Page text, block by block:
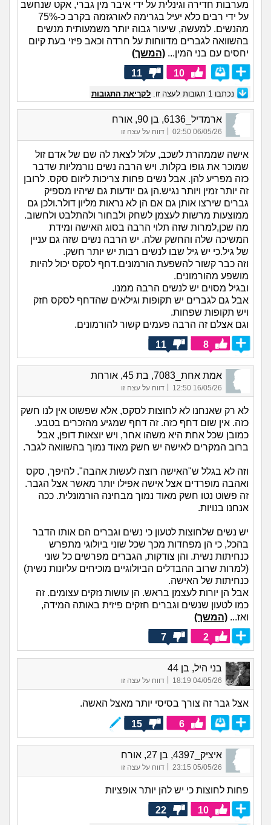
מערבות חדירה וגינלית על ידי איבר מין גברי, אקט שנחשב
על ידי רבים כלא יעיל בגרימה לאורגזמה בקרב כ-75%
מהנשים. למעשה, שיעור גבוה יותר משמעותית מנשים
בהשוואה לגברים מדווחות על חרדה וכאב פיזי בעת קיום
יחסים עם בני המין... (המשך)
10
11
נכתבו 1 תגובות לעצה זו. לקריאת התגובות
ארמדיל_6136, בן 90, אורח
06/05/26 02:50
| דווח על עצה זו
אישה שממהרת לשכב, עלול לצאת לה שם של אדם זול
שמוכר את גופו בקלות. ויש הרבה נשים נורמליות שדבר
כזה מפריע להן. אבל נשים פחות צריכות ליזום סקס. לרובן
זה יותר זמין ויותר נגיש.הן גם יודעות גם שיהיו מספיק
גברים שירצו אותן גם אם הן לא נראות מליון דולר.ולכן גם
ממוצעות מרשות לעצמן לשחק ולבחור ולהתלבט ולחשוב.
מה שכן,למרות שזה תלוי הרבה בסוג האישה ומידת
המשיכה שלה והחשק שלה. יש הרבה נשים שזה גם עניין
של גיל.כי יש גיל שבו לנשים רבות יש יותר חשק.
וזה כבר קשור להשפעת הורמונים.דחף לסקס יכול להיות
מושפע מהורמונים.
ובגיל מסוים יש לנשים הרבה ממנו.
אבל גם לגברים יש תקופות וגילאים שהדחף לסקס חזק
ויש תקופות שפחות.
וגם אצלם זה הרבה פעמים קשור להורמונים.
8
11
אמת אחת_7083, בת 45, אורחת
16/05/26 12:50 דווח על עצה זו
לא רק שאנחנו לא לחוצות לסקס, אלא שפשוט אין לנו חשק
כזה. אין שום דחף כזה. זה דחף שמגיע מהזכרים בטבע.
כמובן שכל אחת היא משהו אחר, ויש יוצאות דופן, אבל
ברוב המקרים לאישה יש חשק מאוד נמוך בהשוואה לגבר.
וזה לא בגלל ש"האישה רוצה לעשות אהבה". להיפך, סקס
ואהבה מופרדים אצל אישה אפילו יותר מאשר אצל הגבר.
זה פשוט נטו חשק מאוד נמוך מבחינה הורמונלית. ככה
אנחנו בנויות.
יש נשים שלחוצות לטעון כי נשים וגברים הם אותו הדבר
בהכל, כי הן מפחדות מכך שכל שוני ביולוגי מתפרש
כנחיתות נשית. והן צודקות, הגברים מפרשים כל שוני
(למרות שרוב ההבדלים הביולוגיים מוכיחים עליונות נשית)
כנחיתות של האישה.
אבל הן יורות לעצמן בראש. הן עושות נזקים עצומים. זה
כמו לטעון שנשים וגברים חזקים פיזית באותה המידה,
ואז... (המשך)
2
7
בני היל, בן 44
04/05/26 18:19 דווח על עצה זו
אצל גבר זה צורך בסיסי יותר מאצל האשה.
6
15
איציק_4397, בן 27, אורח
05/05/26 23:15
| דווח על עצה זו
פחות לחוצות כי יש להן יותר אופציות
10
22